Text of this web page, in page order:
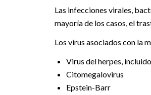
Las infecciones virales,
mayoría de los casos, el
Los virus asociados con la
Virus del herpes,
Citomegalovirus
Epstein-Barr